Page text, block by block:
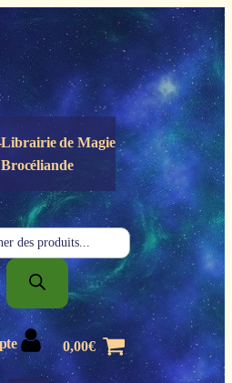
Librairie deMagie
0,00€